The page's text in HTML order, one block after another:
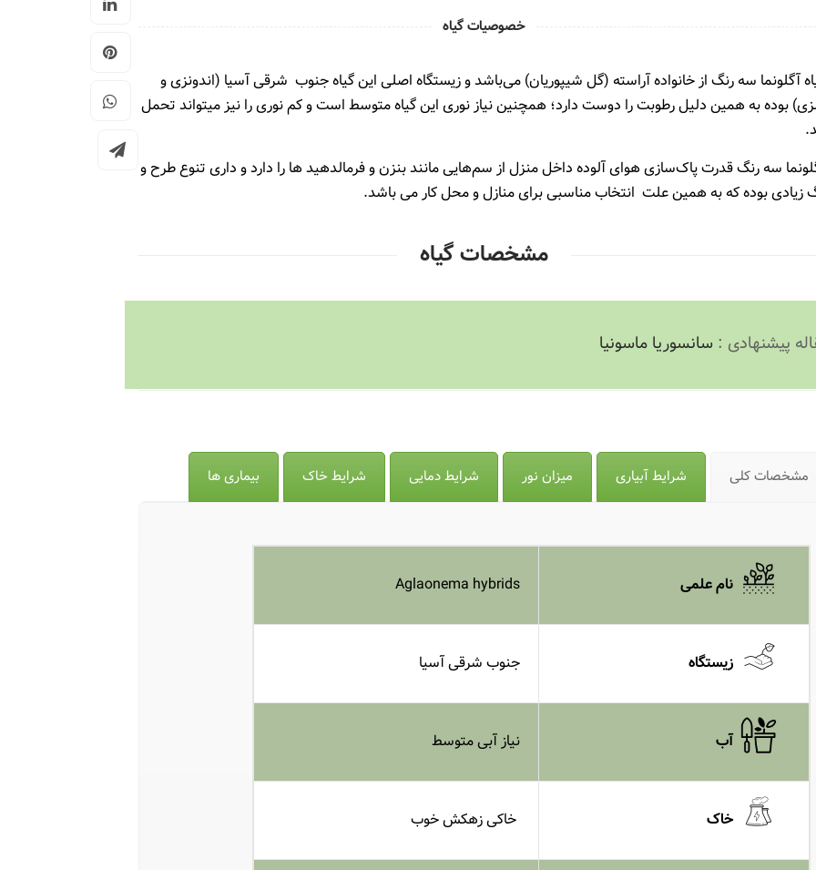
خصوصیات گیاه
آگلونما سه رنگ از خانواده آراسته (گل شیپوریان) می‌باشد و زیستگاه اصلی این گیاه جنوب شرقی آسیا (اندونزی و
بوده به همین دلیل رطوبت را دوست دارد؛ همچنین نیاز نوری این گیاه متوسط است و کم نوری را نیز میتواند تحمل
سه رنگ قدرت پاک‌سازی هوای آلوده داخل منزل از سم‌هایی مانند بنزن و فرمالدهید ها را دارد و داری تنوع طرح و
زیادی بوده که به همین علت انتخاب مناسبی برای منازل و محل کار می باشد.
مشخصات گیاه
پیشنهادی : سانسوریا ماسونیا
مشخصات کلی شرایط آبیاری میزان نور شرایط دمایی شرایط خاک بیماری ها
نام علمی Aglaonema hybrids
زیستگاه جنوب شرقی آسیا
آب نیاز آبی متوسط
خاک خاکی زهکش خوب
گیاهان آپارتمانی شپشک آرد آلود بهترین گل برای عیادت بیمار